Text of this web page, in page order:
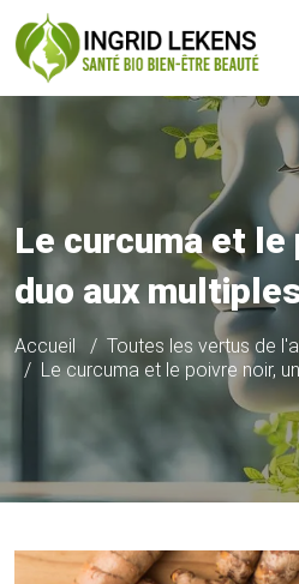
Le curcuma et le
duo aux
Accueil
Toutes les vertus de
Le curcuma et le poivre noir,